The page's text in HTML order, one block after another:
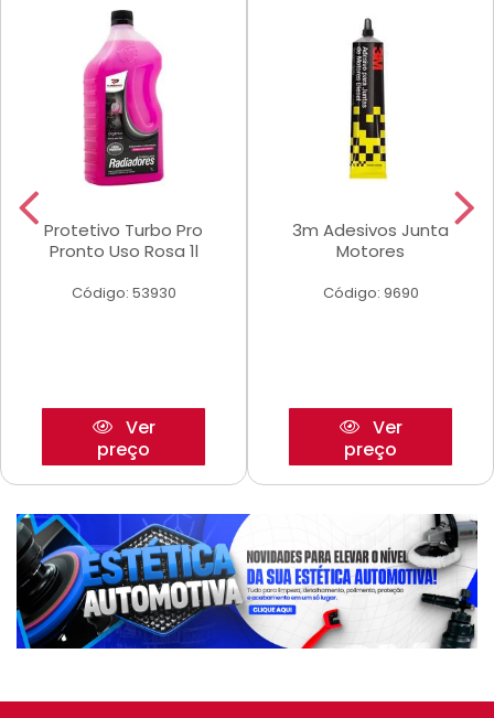
Protetivo Turbo Pro
Pronto Uso Rosa 1l
Código: 53930
Ver
preço
3m Adesivos Junta
Motores
Código: 9690
Ver
preço